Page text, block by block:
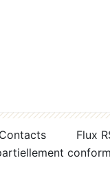
Contacts
Flux